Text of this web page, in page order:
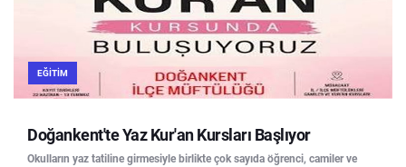
EĞITIM
Doğankent'te Yaz Kur'an Kursları Başlıyor
Okulların yaz tatiline girmesiyle birlikte çok sayıda öğrenci, camiler ve